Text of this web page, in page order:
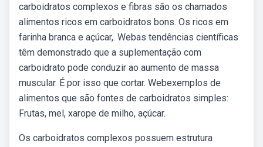
carboidratos complexos e fibras são os chamados
alimentos ricos em carboidratos bons. Os ricos em
farinha branca e açúcar,. Webas tendências científicas
têm demonstrado que a suplementação com
carboidrato pode conduzir ao aumento de massa
muscular. É por isso que cortar. Webexemplos de
alimentos que são fontes de carboidratos simples:
Frutas, mel, xarope de milho, açúcar.
Os carboidratos complexos possuem estrutura